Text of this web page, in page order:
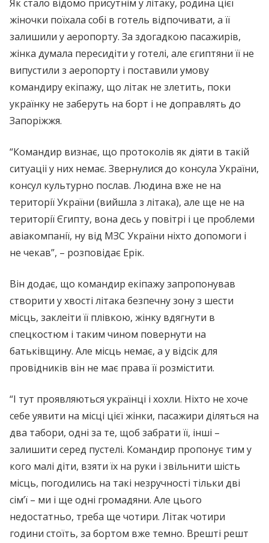
Як стало відомо присутнім у літаку, родина цієї
жіночки поїхала собі в готель відпочивати, а її
залишили у аеропорту. За здогадкою пасажирів,
жінка думала пересидіти у готелі, але єгиптяни її не
випустили з аеропорту і поставили умову
командиру екіпажу, що літак не злетить, поки
українку не заберуть на борт і не доправлять до
Запоріжжя.
“Командир визнає, що протоколів як діяти в такій
ситуаціі у них немає. Звернулися до консула України,
консул культурно послав. Людина вже не на
території України (вийшла з літака), але ще не на
території Єгипту, вона десь у повітрі і це проблеми
авіакомпанії, ну від МЗС України ніхто допомоги і
не чекав”, – розповідає Ерік.
Він додає, що командир екіпажу запропонував
створити у хвості літака безпечну зону з шести
місць, заклеіти її плівкою, жінку вдягнути в
спецкостюм і таким чином повернути на
батьківщину. Але місць немає, а у відсік для
провідників він не має права її розмістити.
“І тут проявляються українці і хохли. Ніхто не хоче
себе уявити на місці цієї жінки, пасажири діляться на
два табори, одні за те, щоб забрати її, інші –
залишити серед пустелі. Командир пропонує тим у
кого малі діти, взяти їх на руки і звільнити шість
місць, погодились на такі незручності тільки дві
сім’ї – ми і ще одні громадяни. Але цього
недостатньо, треба ще чотири. Літак чотири
години стоїть, за бортом вже темно. Врешті решт